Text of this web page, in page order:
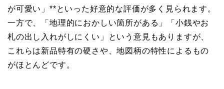
が可愛い」**といった好意的な評価が多く見られます。
一方で、「地理的におかしい箇所がある」「小銭やお
札の出し入れがしにくい」という意見もありますが、
これらは新品特有の硬さや、地図柄の特性によるもの
がほとんどです。